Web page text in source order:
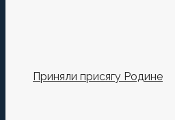
Приняли присягу Родине